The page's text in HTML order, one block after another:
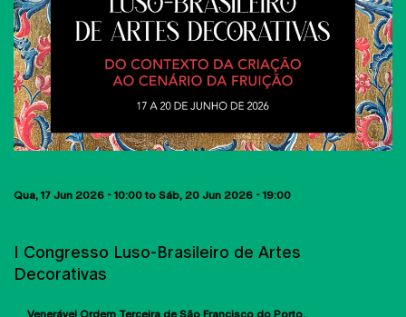
Qua, 17 Jun 2026 - 10:00to Sáb, 20 Jun 2026 - 19:00
I Congresso Luso-Brasileiro de Artes
Decorativas
Venerável Ordem Terceira de São Francisco do Porto